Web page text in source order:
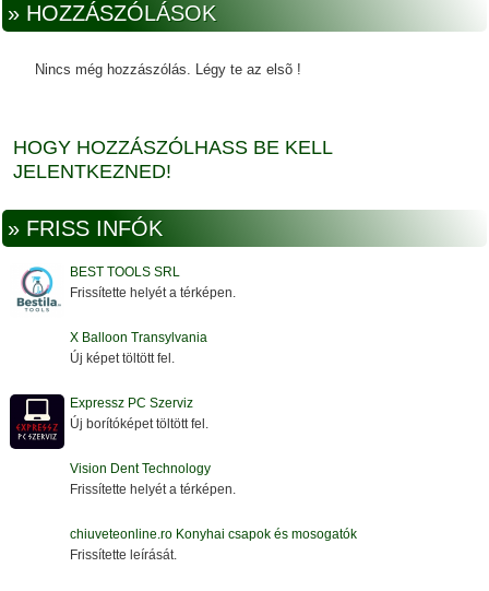
» HOZZÁSZÓLÁSOK
Nincs még hozzászólás. Légy te az elsõ !
HOGY HOZZÁSZÓLHASS BE KELL
JELENTKEZNED!
» FRISS INFÓK
BEST TOOLS SRL
Frissítette helyét a térképen.
X Balloon Transylvania
Új képet töltött fel.
Expressz PC Szerviz
Új borítóképet töltött fel.
Vision Dent Technology
Frissítette helyét a térképen.
chiuveteonline.ro Konyhai csapok és mosogatók
Frissítette leírását.